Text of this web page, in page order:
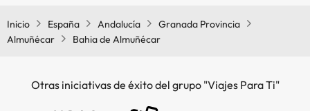
Inicio España Andalucía
Granada Provincia
Almuñécar
Bahia de Almuñécar
Otras iniciativas de éxito del grupo "Viajes Para Ti"